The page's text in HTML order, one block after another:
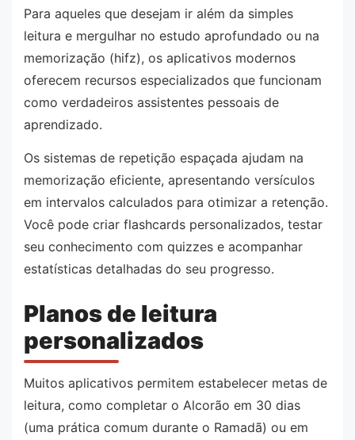
Para aqueles que desejam ir além da simples
leitura e mergulhar no estudo aprofundado ou na
memorização (hifz), os aplicativos modernos
oferecem recursos especializados que funcionam
como verdadeiros assistentes pessoais de
aprendizado.
Os sistemas de repetição espaçada ajudam na
memorização eficiente, apresentando versículos
em intervalos calculados para otimizar a retenção.
Você pode criar flashcards personalizados, testar
seu conhecimento com quizzes e acompanhar
estatísticas detalhadas do seu progresso.
Planos de leitura
personalizados
Muitos aplicativos permitem estabelecer metas de
leitura, como completar o Alcorão em 30 dias
(uma prática comum durante o Ramadã) ou em